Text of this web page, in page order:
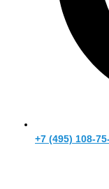
+7 (495) 108-